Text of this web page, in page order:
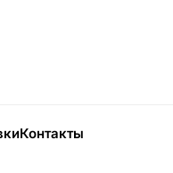
Контакты